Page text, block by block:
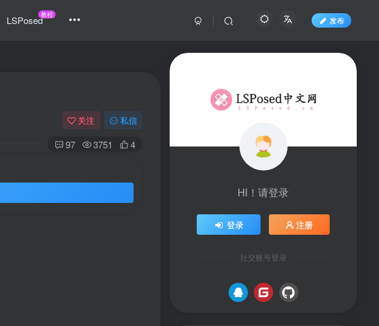
LSPosed教程
发布
关注 私信
97 3751 4
HI！请登录
登录 注册
社交账号登录